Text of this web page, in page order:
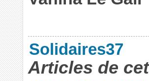
Solidaires37
Articles de